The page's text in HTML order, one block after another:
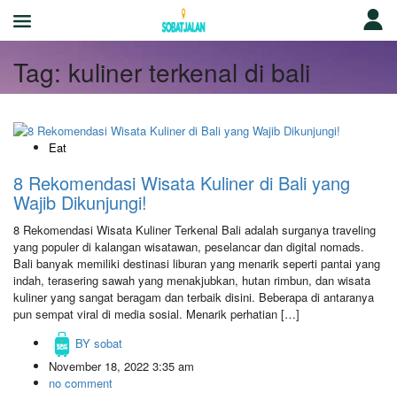
Tag: kuliner terkenal di bali
Eat
8 Rekomendasi Wisata Kuliner di Bali yang
Wajib Dikunjungi!
8 Rekomendasi Wisata Kuliner Terkenal Bali adalah surganya traveling
yang populer di kalangan wisatawan, peselancar dan digital nomads.
Bali banyak memiliki destinasi liburan yang menarik seperti pantai yang
indah, terasering sawah yang menakjubkan, hutan rimbun, dan wisata
kuliner yang sangat beragam dan terbaik disini. Beberapa di antaranya
pun sempat viral di media sosial. Menarik perhatian […]
BY sobat
November 18, 2022 3:35 am
no comment